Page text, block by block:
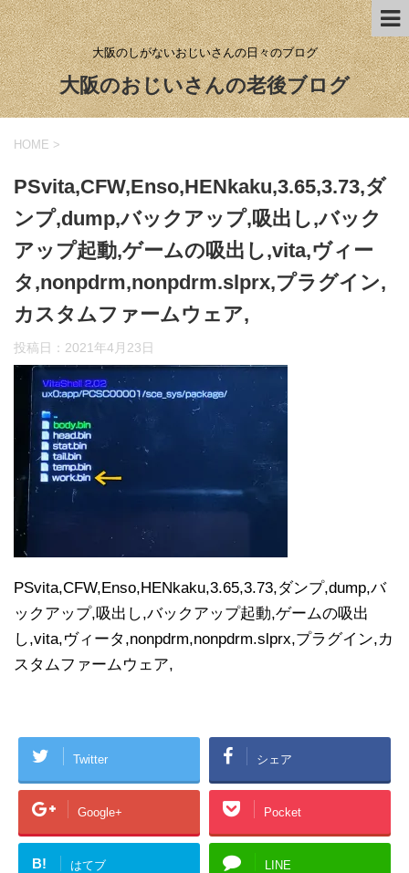
大阪のしがないおじいさんの日々のブログ
大阪のおじいさんの老後ブログ
HOME >
PSvita,CFW,Enso,HENkaku,3.65,3.73,ダ
ンプ,dump,バックアップ,吸出し,バック
アップ起動,ゲームの吸出し,vita,ヴィー
タ,nonpdrm,nonpdrm.slprx,プラグイン,
カスタムファームウェア,
投稿日： 2021年4月23日
PSvita,CFW,Enso,HENkaku,3.65,3.73,ダンプ,dump,バ
ックアップ,吸出し,バックアップ起動,ゲームの吸出
し,vita,ヴィータ,nonpdrm,nonpdrm.slprx,プラグイン,カ
スタムファームウェア,
Twitter シェア
Google+ Pocket
B! はてブ LINE